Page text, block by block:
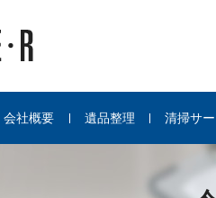
会社概要 遺品整理 清掃サ